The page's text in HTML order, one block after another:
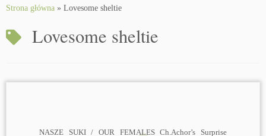
Strona główna » Lovesome sheltie
Lovesome sheltie
NASZE SUKI / OUR FEMALES Ch.Achor’s Surprise